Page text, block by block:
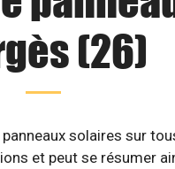
(26)
solaires sur
et peut se résumer